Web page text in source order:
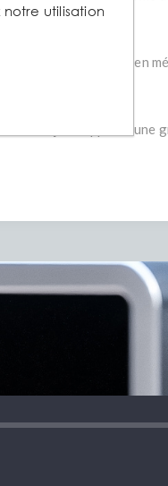
des structures en
Grosjean apporte une
utilisation